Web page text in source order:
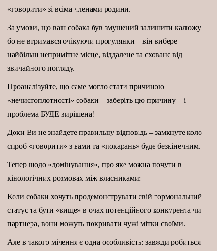
«говорити» зі всіма членами родини.
За умови, що ваш собака був змушений залишити калюжу,
бо не втримався очікуючи прогулянки – він вибере
найбільш непримітне місце, віддалене та сховане від
звичайного погляду.
Проаналізуйте, що саме могло стати причиною
«нечистоплотності» собаки – заберіть цю причину – і
проблема БУДЕ вирішена!
Доки Ви не знайдете правильну відповідь – замкнуте коло
спроб «говорити» з вами та «покарань» буде безкінечним.
Тепер щодо «домінування», про яке можна почути в
кінологічних розмовах між власниками:
Коли собаки хочуть продемонструвати свій гормональний
статус та бути «вище» в очах потенційного конкурента чи
партнера, вони можуть покривати чужі мітки своїми.
Але в такого мічення є одна особливість: завжди робиться